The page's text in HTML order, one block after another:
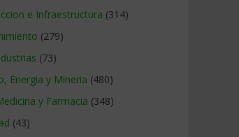
e Infraestructura (314)
(279)
(73)
Energia y Mineria (480)
y Farmacia (348)
(43)